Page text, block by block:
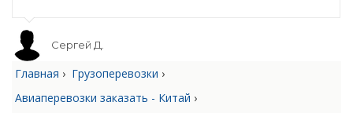
Сергей Д.
Главная › Грузоперевозки ›
Авиаперевозки заказать - Китай ›